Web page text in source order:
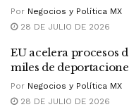
Por Negocios y Política MX
28 DE JULIO DE 2026
EU acelera procesos
miles de
Por Negocios y Política MX
28 DE JULIO DE 2026